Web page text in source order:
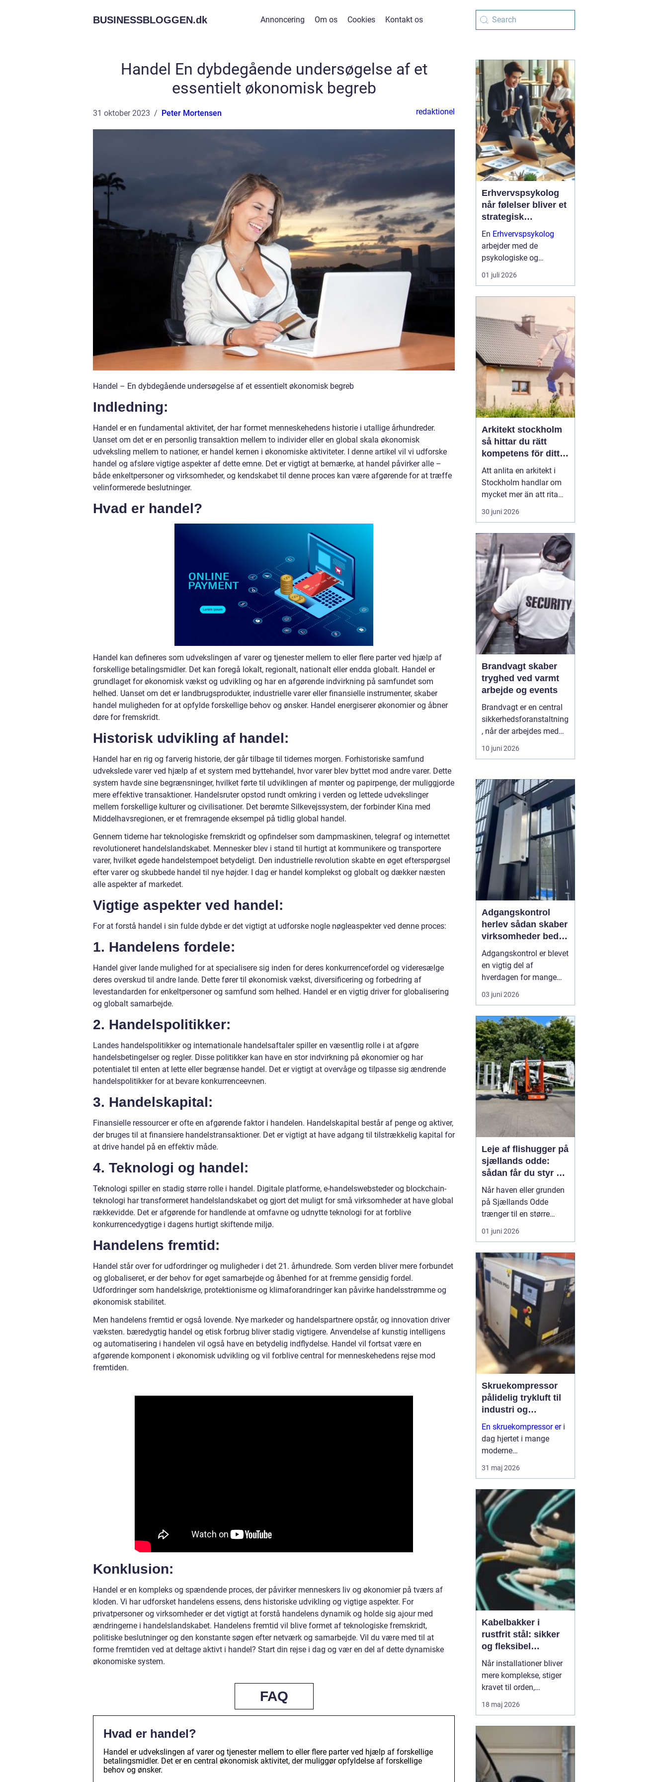
BUSINESSBLOGGEN.dk Annoncering Om os Cookies Kontakt os
Handel En dybdegående undersøgelse af et
essentielt økonomisk begreb
31 oktober 2023 Peter Mortensen redaktionel
Handel – En dybdegående undersøgelse af et essentielt økonomisk begreb
Indledning:
Handel er en fundamental aktivitet, der har formet menneskehedens historie i utallige århundreder.
Uanset om det er en personlig transaktion mellem to individer eller en global skala økonomisk
udveksling mellem to nationer, er handel kernen i økonomiske aktiviteter. I denne artikel vil vi udforske
handel og afsløre vigtige aspekter af dette emne. Det er vigtigt at bemærke, at handel påvirker alle –
både enkeltpersoner og virksomheder, og kendskabet til denne proces kan være afgørende for at træffe
velinformerede beslutninger.
Hvad er handel?
Handel kan defineres som udvekslingen af varer og tjenester mellem to eller flere parter ved hjælp af
forskellige betalingsmidler. Det kan foregå lokalt, regionalt, nationalt eller endda globalt. Handel er
grundlaget for økonomisk vækst og udvikling og har en afgørende indvirkning på samfundet som
helhed. Uanset om det er landbrugsprodukter, industrielle varer eller finansielle instrumenter, skaber
handel muligheden for at opfylde forskellige behov og ønsker. Handel energiserer økonomier og åbner
døre for fremskridt.
Historisk udvikling af handel:
Handel har en rig og farverig historie, der går tilbage til tidernes morgen. Forhistoriske samfund
udvekslede varer ved hjælp af et system med byttehandel, hvor varer blev byttet mod andre varer. Dette
system havde sine begrænsninger, hvilket førte til udviklingen af mønter og papirpenge, der muliggjorde
mere effektive transaktioner. Handelsruter opstod rundt omkring i verden og lettede udvekslinger
mellem forskellige kulturer og civilisationer. Det berømte Silkevejssystem, der forbinder Kina med
Middelhavsregionen, er et fremragende eksempel på tidlig global handel.
Gennem tiderne har teknologiske fremskridt og opfindelser som dampmaskinen, telegraf og internettet
revolutioneret handelslandskabet. Mennesker blev i stand til hurtigt at kommunikere og transportere
varer, hvilket øgede handelstempoet betydeligt. Den industrielle revolution skabte en øget efterspørgsel
efter varer og skubbede handel til nye højder. I dag er handel komplekst og globalt og dækker næsten
alle aspekter af markedet.
Vigtige aspekter ved handel:
For at forstå handel i sin fulde dybde er det vigtigt at udforske nogle nøgleaspekter ved denne proces:
1. Handelens fordele:
Handel giver lande mulighed for at specialisere sig inden for deres konkurrencefordel og videresælge
deres overskud til andre lande. Dette fører til økonomisk vækst, diversificering og forbedring af
levestandarden for enkeltpersoner og samfund som helhed. Handel er en vigtig driver for globalisering
og globalt samarbejde.
2. Handelspolitikker:
Landes handelspolitikker og internationale handelsaftaler spiller en væsentlig rolle i at afgøre
handelsbetingelser og regler. Disse politikker kan have en stor indvirkning på økonomier og har
potentialet til enten at lette eller begrænse handel. Det er vigtigt at overvåge og tilpasse sig ændrende
handelspolitikker for at bevare konkurrenceevnen.
3. Handelskapital:
Finansielle ressourcer er ofte en afgørende faktor i handelen. Handelskapital består af penge og aktiver,
der bruges til at finansiere handelstransaktioner. Det er vigtigt at have adgang til tilstrækkelig kapital for
at drive handel på en effektiv måde.
4. Teknologi og handel:
Teknologi spiller en stadig større rolle i handel. Digitale platforme, e-handelswebsteder og blockchain-
teknologi har transformeret handelslandskabet og gjort det muligt for små virksomheder at have global
rækkevidde. Det er afgørende for handlende at omfavne og udnytte teknologi for at forblive
konkurrencedygtige i dagens hurtigt skiftende miljø.
Handelens fremtid:
Handel står over for udfordringer og muligheder i det 21. århundrede. Som verden bliver mere forbundet
og globaliseret, er der behov for øget samarbejde og åbenhed for at fremme gensidig fordel.
Udfordringer som handelskrige, protektionisme og klimaforandringer kan påvirke handelsstrømme og
økonomisk stabilitet.
Men handelens fremtid er også lovende. Nye markeder og handelspartnere opstår, og innovation driver
væksten. bæredygtig handel og etisk forbrug bliver stadig vigtigere. Anvendelse af kunstig intelligens
og automatisering i handelen vil også have en betydelig indflydelse. Handel vil fortsat være en
afgørende komponent i økonomisk udvikling og vil forblive central for menneskehedens rejse mod
fremtiden.
Konklusion:
Handel er en kompleks og spændende proces, der påvirker menneskers liv og økonomier på tværs af
kloden. Vi har udforsket handelens essens, dens historiske udvikling og vigtige aspekter. For
privatpersoner og virksomheder er det vigtigt at forstå handelens dynamik og holde sig ajour med
ændringerne i handelslandskabet. Handelens fremtid vil blive formet af teknologiske fremskridt,
politiske beslutninger og den konstante søgen efter netværk og samarbejde. Vil du være med til at
forme fremtiden ved at deltage aktivt i handel? Start din rejse i dag og vær en del af dette dynamiske
økonomiske system.
FAQ
Hvad er handel?
Handel er udvekslingen af varer og tjenester mellem to eller flere parter ved hjælp af forskellige
betalingsmidler. Det er en central økonomisk aktivitet, der muliggør opfyldelse af forskellige
behov og ønsker.
Erhvervspsykolog
når følelser bliver et
strategisk
ledelsesværktøj
En Erhvervspsykolog
arbejder med de
psykologiske og
følelsesmæssige
dynamikker, der påvirker
er ikke terapi i klassisk
forstand, men at styrke
ledelse, samarb...
01 juli 2026
Arkitekt stockholm
så hittar du rätt
kompetens för ditt
projekt
Att anlita en arkitekt i
Stockholm handlar om
mycket mer än att rita
väggar och fönster. En
bra arkitekt väver ihop
och hållbarhet till en
helhet som faktiskt
fungerar i vardagen. I en
stad som växer snabbt,
förtätas och förän...
30 juni 2026
Brandvagt skaber
tryghed ved varmt
arbejde og events
Brandvagt er en central
sikkerhedsforanstaltning
, når der arbejdes med
åben ild, svejsning eller
andre former for varmt
forhøjet risiko for brand.
Mange projekter og
arrangementer kan ikke
gennemføres forsvarligt
uden en tilstede...
10 juni 2026
Adgangskontrol
herlev sådan skaber
virksomheder bedre
sikkerhed og
fleksibilitet
Adgangskontrol er blevet
en vigtig del af
hverdagen for mange
virksomheder,
boligforeninger og
Herlev. Hvor man
tidligere delte fysiske
nøgler ud, vælger flere i
dag digitale systemer,
hvor adgang styres med
kort, brikker e...
03 juni 2026
Leje af flishugger på
sjællands odde:
sådan får du styr på
grene og haveaffald
Når haven eller grunden
på Sjællands Odde
trænger til en større
oprydning, kan en
flishugger spare mange
stedet for at køre utallige
læs til genbrugspladsen
kan grene og kvas
omdannes til brugbar flis
direkte på stedet. Fler...
01 juni 2026
Skruekompressor
pålidelig trykluft til
industri og
værksted
En skruekompressor eri
dag hjertet i mange
moderne
produktionsanlæg og
autoværksteder. Når
og driften kører mange
timer i døgnet, er en
simpel
stempelkompressor
sjælde...
31 maj 2026
Kabelbakker i
rustfrit stål: sikker
og fleksibel
kabelføring
Når installationer bliver
mere komplekse, stiger
kravet til orden,
sikkerhed og fleksibilitet
i kabelføringen. Her
gennemtænkt løsning
mindsker risikoen for
kabelbrud, driftsst...
18 maj 2026